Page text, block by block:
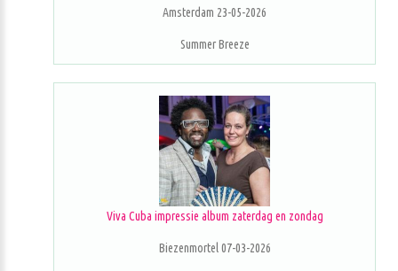
Amsterdam 23-05-2026
Summer Breeze
Viva Cuba impressie album zaterdag en zondag
Biezenmortel 07-03-2026